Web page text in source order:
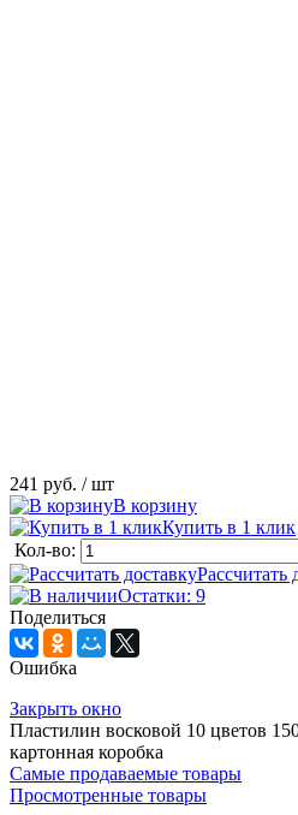
241 руб. / шт
В корзину
Купить в 1 клик
Кол-во:
Рассчитать
Остатки: 9
Поделиться
Ошибка
Закрыть окно
Пластилин восковой 10 цветов
картонная коробка
Самые продаваемые товары
Просмотренные товары